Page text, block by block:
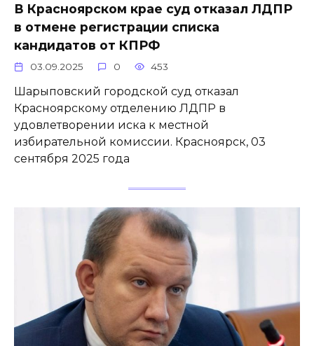
В Красноярском крае суд отказал ЛДПР
в отмене регистрации списка
кандидатов от КПРФ
03.09.2025 0 453
Шарыповский городской суд отказал
Красноярскому отделению ЛДПР в
удовлетворении иска к местной
избирательной комиссии. Красноярск, 03
сентября 2025 года